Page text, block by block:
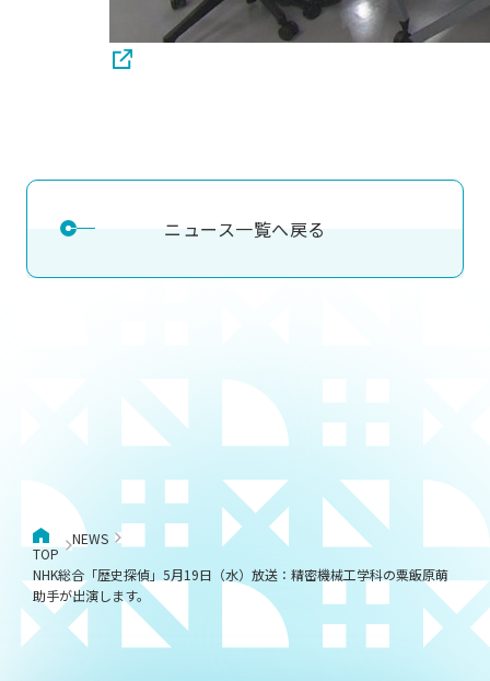
ニュース一覧へ戻る
TOP
NEWS
NHK総合「歴史探偵」5月19日（水）放送：精密機械工学科の粟飯原萌
助手が出演します。